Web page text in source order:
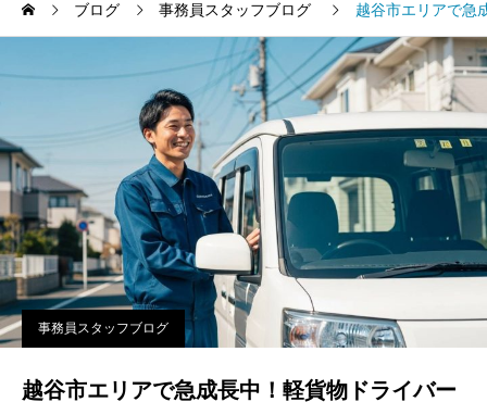
ブログ 事務員スタッフブログ 越谷市エリアで急
事務員スタッフブログ
越谷市エリアで急成長中！軽貨物ドライバー